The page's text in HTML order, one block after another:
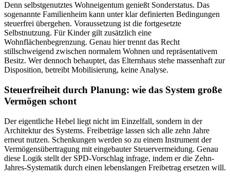
Denn selbstgenutztes Wohneigentum genießt Sonderstatus. Das
sogenannte Familienheim kann unter klar definierten Bedingungen
steuerfrei übergehen. Voraussetzung ist die fortgesetzte
Selbstnutzung. Für Kinder gilt zusätzlich eine
Wohnflächenbegrenzung. Genau hier trennt das Recht
stillschweigend zwischen normalem Wohnen und repräsentativem
Besitz. Wer dennoch behauptet, das Elternhaus stehe massenhaft zur
Disposition, betreibt Mobilisierung, keine Analyse.
Steuerfreiheit durch Planung: wie das System große
Vermögen schont
Der eigentliche Hebel liegt nicht im Einzelfall, sondern in der
Architektur des Systems. Freibeträge lassen sich alle zehn Jahre
erneut nutzen. Schenkungen werden so zu einem Instrument der
Vermögensübertragung mit eingebauter Steuervermeidung. Genau
diese Logik stellt der SPD-Vorschlag infrage, indem er die Zehn-
Jahres-Systematik durch einen lebenslangen Freibetrag ersetzen will.